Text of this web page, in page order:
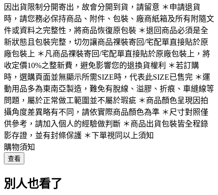
因出貨限制分開寄出，故會分開到貨，請留意 ＊申請退貨
時，請您務必保持商品、附件、包裝、廠商紙箱及所有附隨文
件或資料之完整性，將商品恢復原包裝 ＊退回商品必須是全
新狀態且包裝完整，切勿讓商品祼裝寄回/宅配單直接貼於原
廠包裝上 ＊凡商品祼裝寄回/宅配單直接貼於原廠包裝上，將
收定價10%之整新費，避免影響您的退換貨權利 ＊若訂購
時，選購頁面並無顯示所需SIZE時，代表此SIZE已售完 ＊運
動用品多為東南亞製造，難免有脫線、溢膠、折痕、車縫線等
問題，屬於正常做工範圍並不屬於瑕疵 ＊商品顏色呈現因拍
攝角度差異略有不同，請依實際商品顏色為準 ＊尺寸對照僅
供參考，請加入個人的經驗做判斷 ＊商品出貨包裝皆全程錄
影存證，並有封條保護 ＊下單視同以上須知
購物須知
查看
別人也看了